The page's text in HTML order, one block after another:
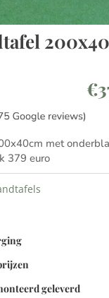
€
met
379 euro
geleverd